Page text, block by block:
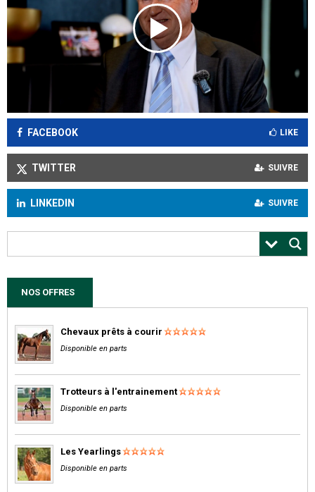
FACEBOOK LIKE
TWITTER SUIVRE
LINKEDIN SUIVRE
NOS OFFRES
Chevaux prêts à courir
Disponible en parts
Trotteurs à l'entrainement
Disponible en parts
Les Yearlings
Disponible en parts